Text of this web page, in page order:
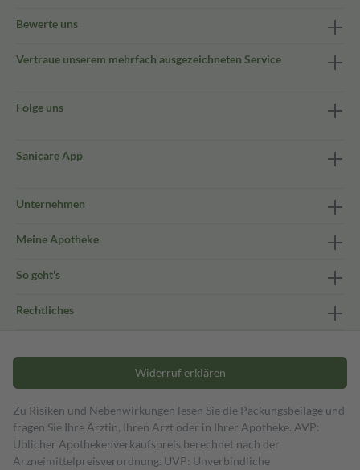
Bewerte uns
Vertraue unserem mehrfach ausgezeichneten Service
Folge uns
Sanicare App
Unternehmen
Meine Apotheke
So geht's
Rechtliches
Widerruf erklären
Zu Risiken und Nebenwirkungen lesen Sie die Packungsbeilage und
fragen Sie Ihre Ärztin, Ihren Arzt oder in Ihrer Apotheke. AVP:
Üblicher Apothekenverkaufspreis berechnet nach der
Arzneimittelpreisverordnung. UVP: Unverbindliche